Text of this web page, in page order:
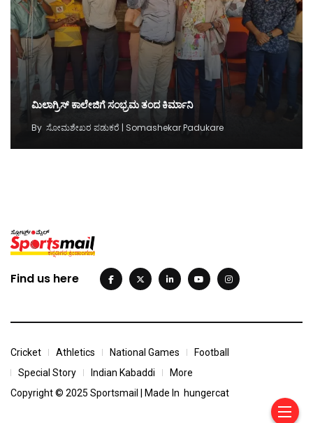
ಮಿಲಾಗ್ರಿಸ್‌ ಕಾಲೇಜಿಗೆ ಸಂಭ್ರಮ ತಂದ ಕಿರ್ಮಾನಿ
By ಸೋಮಶೇಖರ ಪಡುಕರೆ | Somashekar Padukare
Find us here
Cricket Athletics National Games
Football
Special Story
Indian Kabaddi
More
Copyright © 2025 Sportsmail | Made In hungercat